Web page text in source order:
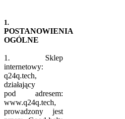
1.
POSTANOWIENIA
OGÓLNE
1. Sklep
internetowy:
q24q.tech,
działający
pod adresem:
www.q24q.tech,
prowadzony jest